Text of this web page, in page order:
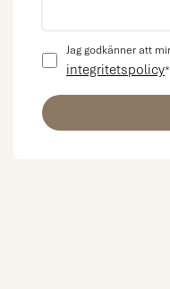
Jag godkänner att
integritetspolicy*